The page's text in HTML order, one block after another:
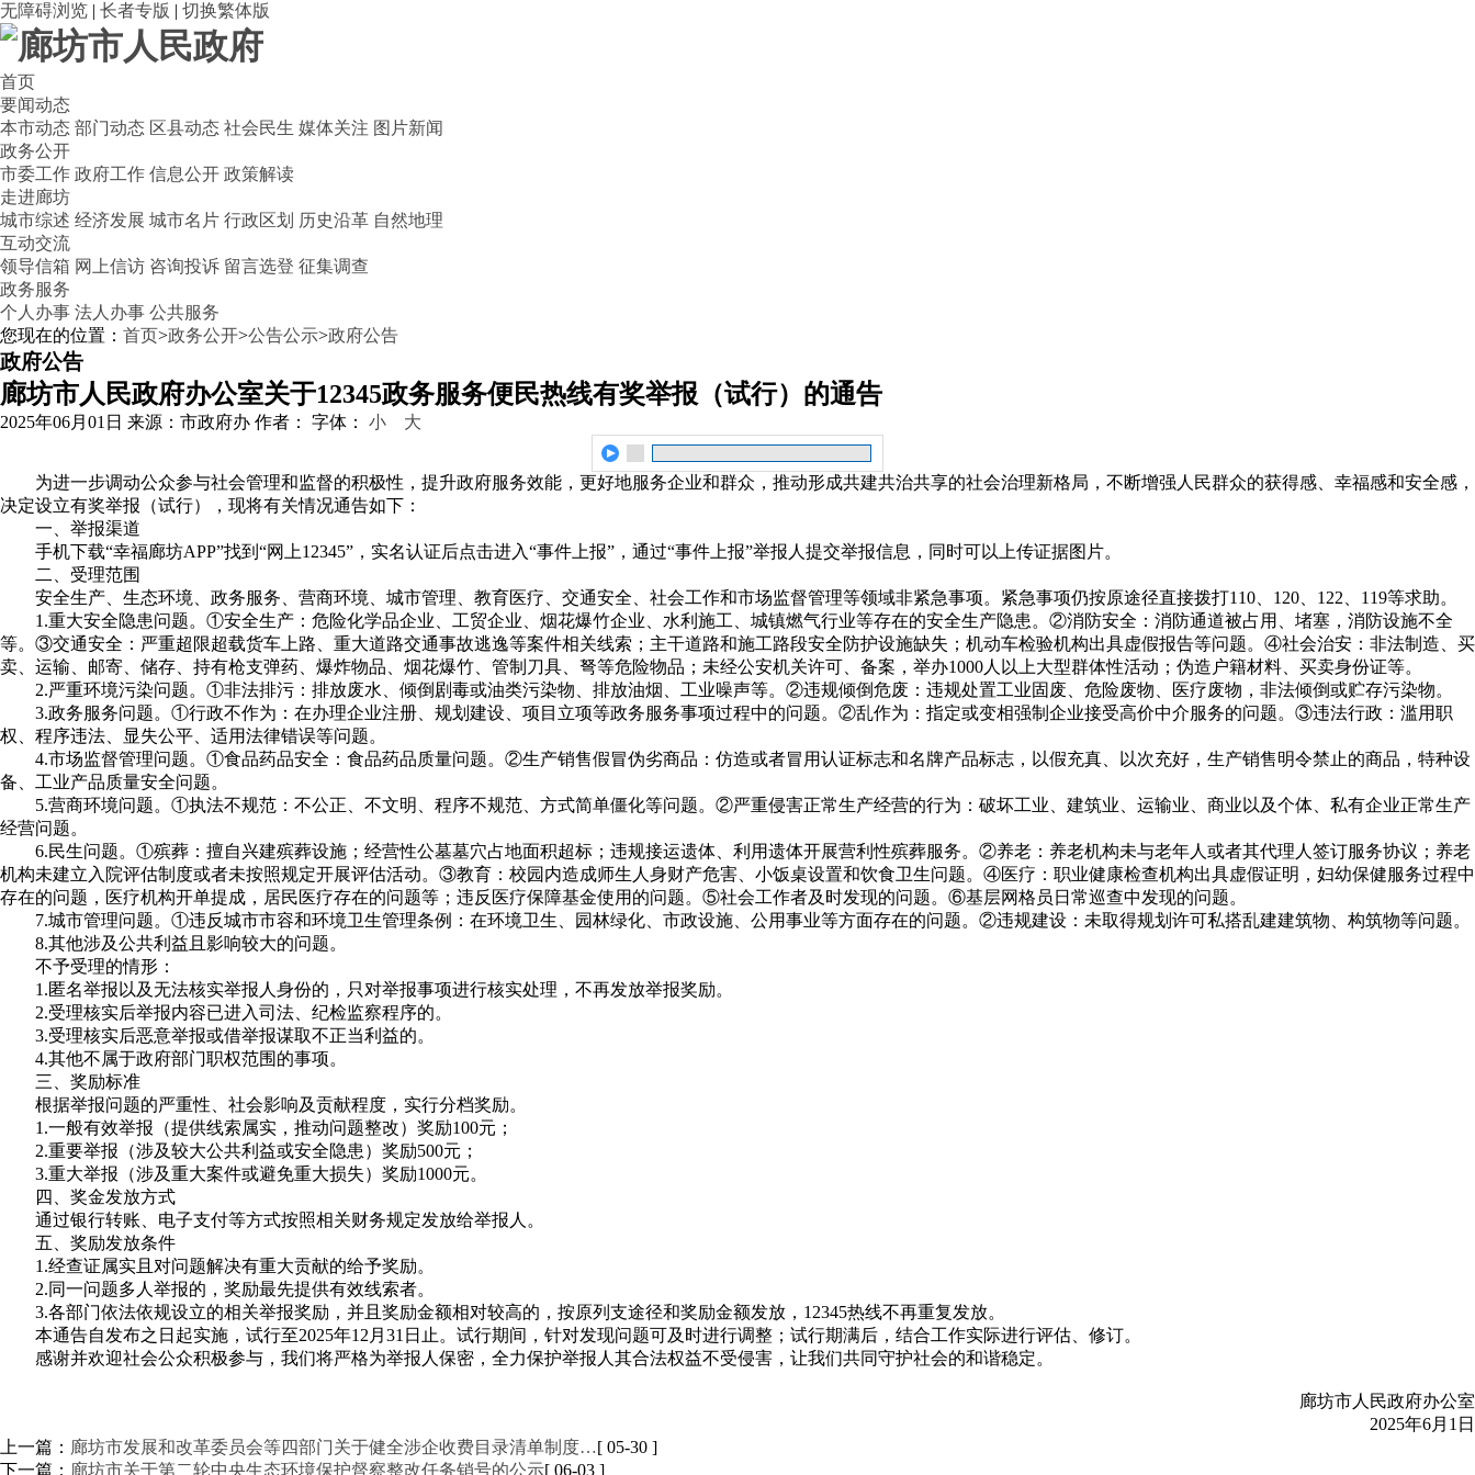
无障碍浏览 | 长者专版 | 切换繁体版
首页
要闻动态
本市动态 部门动态 区县动态 社会民生 媒体关注 图片新闻
政务公开
市委工作 政府工作 信息公开 政策解读
走进廊坊
城市综述 经济发展 城市名片 行政区划 历史沿革 自然地理
互动交流
领导信箱 网上信访 咨询投诉 留言选登 征集调查
政务服务
个人办事 法人办事 公共服务
您现在的位置： 首页>政务公开>公告公示>政府公告
政府公告
廊坊市人民政府办公室关于12345政务服务便民热线有奖举报（试行）的通告
2025年06月01日 来源：市政府办 作者： 字体： 小 大
为进一步调动公众参与社会管理和监督的积极性，提升政府服务效能，更好地服务企业和群众，推动形成共建共治共享的社会治理新格局，不断增强人民群众的获得感、幸福感和安全感，
决定设立有奖举报（试行），现将有关情况通告如下：
一、举报渠道
手机下载“幸福廊坊APP”找到“网上12345”，实名认证后点击进入“事件上报”，通过“事件上报”举报人提交举报信息，同时可以上传证据图片。
二、受理范围
安全生产、生态环境、政务服务、营商环境、城市管理、教育医疗、交通安全、社会工作和市场监督管理等领域非紧急事项。紧急事项仍按原途径直接拨打110、120、122、119等求助。
1.重大安全隐患问题。①安全生产：危险化学品企业、工贸企业、烟花爆竹企业、水利施工、城镇燃气行业等存在的安全生产隐患。②消防安全：消防通道被占用、堵塞，消防设施不全
等。③交通安全：严重超限超载货车上路、重大道路交通事故逃逸等案件相关线索；主干道路和施工路段安全防护设施缺失；机动车检验机构出具虚假报告等问题。④社会治安：非法制造、买
卖、运输、邮寄、储存、持有枪支弹药、爆炸物品、烟花爆竹、管制刀具、弩等危险物品；未经公安机关许可、备案，举办1000人以上大型群体性活动；伪造户籍材料、买卖身份证等。
2.严重环境污染问题。①非法排污：排放废水、倾倒剧毒或油类污染物、排放油烟、工业噪声等。②违规倾倒危废：违规处置工业固废、危险废物、医疗废物，非法倾倒或贮存污染物。
3.政务服务问题。①行政不作为：在办理企业注册、规划建设、项目立项等政务服务事项过程中的问题。②乱作为：指定或变相强制企业接受高价中介服务的问题。③违法行政：滥用职
权、程序违法、显失公平、适用法律错误等问题。
4.市场监督管理问题。①食品药品安全：食品药品质量问题。②生产销售假冒伪劣商品：仿造或者冒用认证标志和名牌产品标志，以假充真、以次充好，生产销售明令禁止的商品，特种设
备、工业产品质量安全问题。
5.营商环境问题。①执法不规范：不公正、不文明、程序不规范、方式简单僵化等问题。②严重侵害正常生产经营的行为：破坏工业、建筑业、运输业、商业以及个体、私有企业正常生产
经营问题。
6.民生问题。①殡葬：擅自兴建殡葬设施；经营性公墓墓穴占地面积超标；违规接运遗体、利用遗体开展营利性殡葬服务。②养老：养老机构未与老年人或者其代理人签订服务协议；养老
机构未建立入院评估制度或者未按照规定开展评估活动。③教育：校园内造成师生人身财产危害、小饭桌设置和饮食卫生问题。④医疗：职业健康检查机构出具虚假证明，妇幼保健服务过程中
存在的问题，医疗机构开单提成，居民医疗存在的问题等；违反医疗保障基金使用的问题。⑤社会工作者及时发现的问题。⑥基层网格员日常巡查中发现的问题。
7.城市管理问题。①违反城市市容和环境卫生管理条例：在环境卫生、园林绿化、市政设施、公用事业等方面存在的问题。②违规建设：未取得规划许可私搭乱建建筑物、构筑物等问题。
8.其他涉及公共利益且影响较大的问题。
不予受理的情形：
1.匿名举报以及无法核实举报人身份的，只对举报事项进行核实处理，不再发放举报奖励。
2.受理核实后举报内容已进入司法、纪检监察程序的。
3.受理核实后恶意举报或借举报谋取不正当利益的。
4.其他不属于政府部门职权范围的事项。
三、奖励标准
根据举报问题的严重性、社会影响及贡献程度，实行分档奖励。
1.一般有效举报（提供线索属实，推动问题整改）奖励100元；
2.重要举报（涉及较大公共利益或安全隐患）奖励500元；
3.重大举报（涉及重大案件或避免重大损失）奖励1000元。
四、奖金发放方式
通过银行转账、电子支付等方式按照相关财务规定发放给举报人。
五、奖励发放条件
1.经查证属实且对问题解决有重大贡献的给予奖励。
2.同一问题多人举报的，奖励最先提供有效线索者。
3.各部门依法依规设立的相关举报奖励，并且奖励金额相对较高的，按原列支途径和奖励金额发放，12345热线不再重复发放。
本通告自发布之日起实施，试行至2025年12月31日止。试行期间，针对发现问题可及时进行调整；试行期满后，结合工作实际进行评估、修订。
感谢并欢迎社会公众积极参与，我们将严格为举报人保密，全力保护举报人其合法权益不受侵害，让我们共同守护社会的和谐稳定。
廊坊市人民政府办公室
2025年6月1日
上一篇： 廊坊市发展和改革委员会等四部门关于健全涉企收费目录清单制度…[ 05-30 ]
下一篇： 廊坊市关于第二轮中央生态环境保护督察整改任务销号的公示[ 06-03 ]